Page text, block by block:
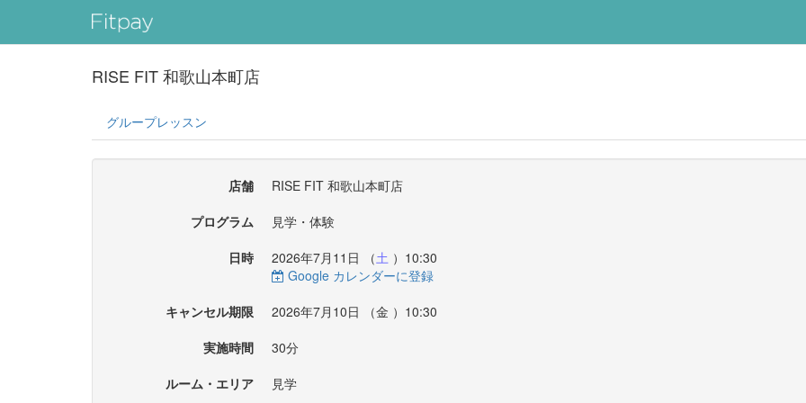
RISE FIT 和歌山本町店
グループレッスン
店舗
RISE FIT 和歌山本町店
プログラム
見学・体験
日時
2026年7月11日 （土 ）10:30
Google カレンダーに登録
キャンセル期限
2026年7月10日 （金 ）10:30
実施時間
30分
ルーム・エリア
見学